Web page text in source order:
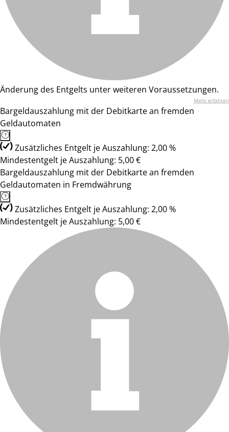
Änderung des Entgelts unter weiteren Voraussetzungen.
Mehr erfahren
Bargeldauszahlung mit der Debitkarte an fremden
Geldautomaten
Zusätzliches Entgelt je Auszahlung: 2,00 %
Mindestentgelt je Auszahlung: 5,00 €
Bargeldauszahlung mit der Debitkarte an fremden
Geldautomaten in Fremdwährung
Zusätzliches Entgelt je Auszahlung: 2,00 %
Mindestentgelt je Auszahlung: 5,00 €